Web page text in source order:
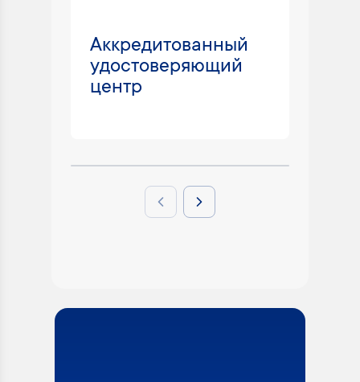
Аккредитованный
удостоверяющий
центр
Previous slideNext slide